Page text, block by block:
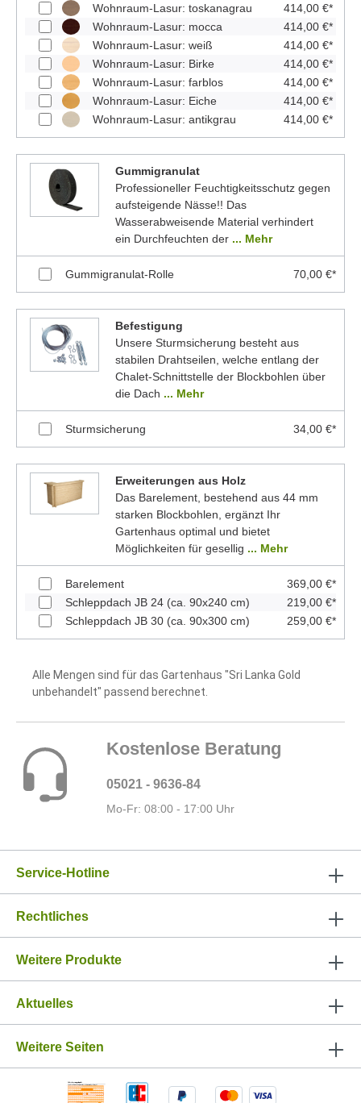
Wohnraum-Lasur: toskanagrau
414,00 €*
Wohnraum-Lasur: mocca
414,00 €*
Wohnraum-Lasur: weiß
414,00 €*
Wohnraum-Lasur: Birke
414,00 €*
Wohnraum-Lasur: farblos
414,00 €*
Wohnraum-Lasur: Eiche
414,00 €*
Wohnraum-Lasur: antikgrau
414,00 €*
Gummigranulat
Professioneller Feuchtigkeitsschutz gegen
aufsteigende Nässe!! Das
Wasserabweisende Material verhindert
ein Durchfeuchten der ... Mehr
Gummigranulat-Rolle 70,00 €*
Befestigung
Unsere Sturmsicherung besteht aus
stabilen Drahtseilen, welche entlang der
Chalet-Schnittstelle der Blockbohlen über
die Dach ... Mehr
Sturmsicherung 34,00 €*
Erweiterungen aus Holz
Das Barelement, bestehend aus 44 mm
starken Blockbohlen, ergänzt Ihr
Gartenhaus optimal und bietet
Möglichkeiten für gesellig ... Mehr
Barelement
369,00 €*
Schleppdach JB 24 (ca. 90x240 cm)
219,00 €*
Schleppdach JB 30 (ca. 90x300 cm)
259,00 €*
Alle Mengen sind für das Gartenhaus "Sri Lanka Gold
unbehandelt" passend berechnet.
Kostenlose Beratung
05021 - 9636-84
Mo-Fr: 08:00 - 17:00 Uhr
Service-Hotline
Rechtliches
Weitere Produkte
Aktuelles
Weitere Seiten